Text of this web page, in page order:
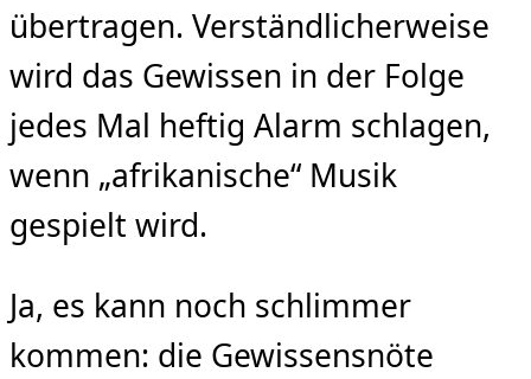
übertragen. Verständlicherweise
wird das Gewissen in der Folge
jedes Mal heftig Alarm schlagen,
wenn „afrikanische“ Musik
gespielt wird.
Ja, es kann noch schlimmer
kommen: die Gewissensnöte